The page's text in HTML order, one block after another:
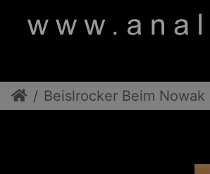
Beislrocker Beim Nowak